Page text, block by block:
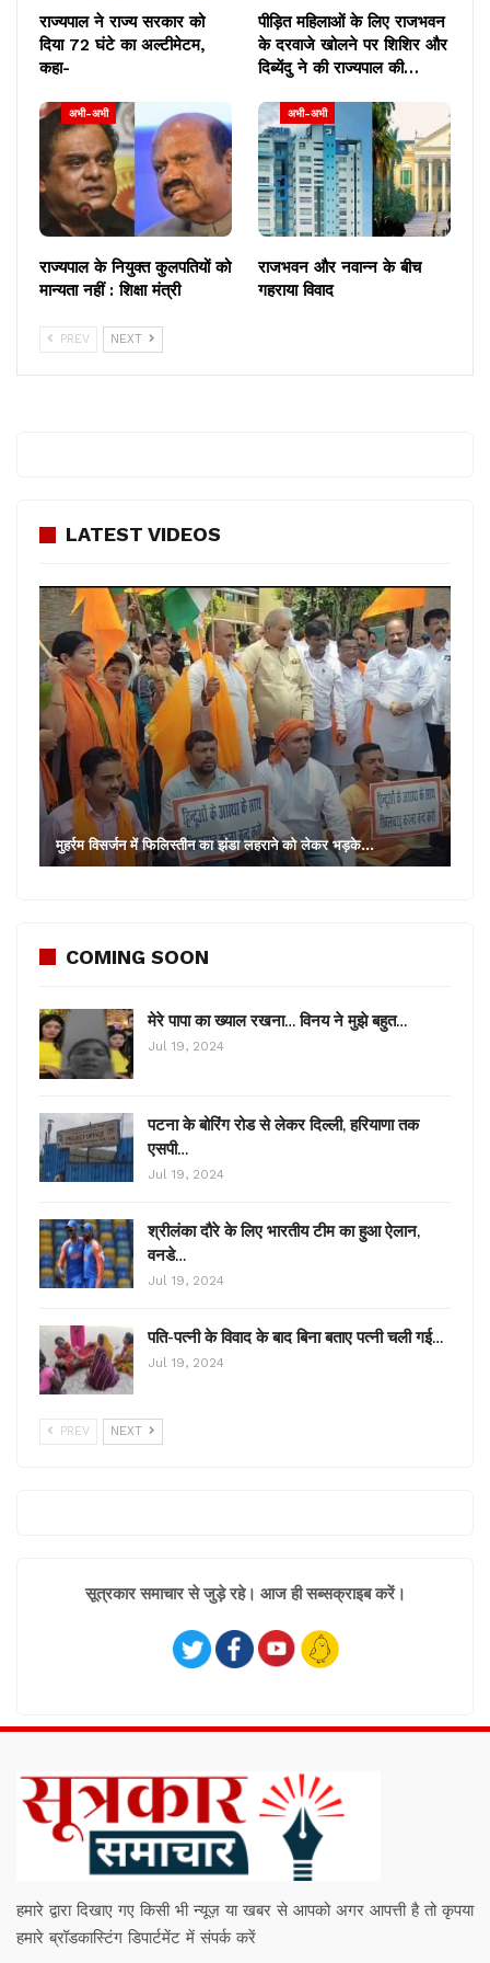
राज्यपाल ने राज्य सरकार को
दिया 72 घंटे का अल्टीमेटम,
कहा-
पीड़ित महिलाओं के लिए राजभवन
के दरवाजे खोलने पर शिशिर और
दिब्येंदु ने की राज्यपाल की…
अभी-अभी
राज्यपाल के नियुक्त कुलपतियों को
मान्यता नहीं : शिक्षा मंत्री
अभी-अभी
राजभवन और नवान्न के बीच
गहराया विवाद
PREV NEXT
LATEST VIDEOS
मुहर्रम विसर्जन में फिलिस्तीन का झंडा लहराने को लेकर भड़के…
COMING SOON
मेरे पापा का ख्याल रखना… विनय ने मुझे बहुत…
Jul 19, 2024
पटना के बोरिंग रोड से लेकर दिल्ली, हरियाणा तक
एसपी…
Jul 19, 2024
श्रीलंका दौरे के लिए भारतीय टीम का हुआ ऐलान,
वनडे…
Jul 19, 2024
पति-पत्नी के विवाद के बाद बिना बताए पत्नी चली गई…
Jul 19, 2024
PREV NEXT
सूत्रकार समाचार से जुड़े रहे। आज ही सब्सक्राइब करें।
हमारे द्वारा दिखाए गए किसी भी न्यूज़ या खबर से आपको अगर आपत्ती है तो कृपया
हमारे ब्रॉडकास्टिंग डिपार्टमेंट में संपर्क करें